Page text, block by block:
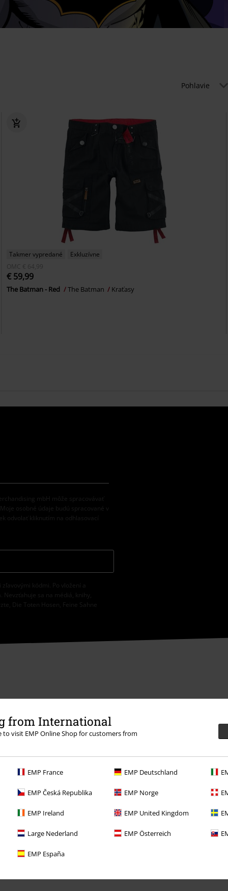
from International
to visit EMP Online Shop for customers from
EMP France EMP Deutschland
EMP Česká Republika EMP Norge
EMP Ireland EMP United Kingdom
Large Nederland EMP Österreich
EMP España
Pohlavie
Takmer vypredané
Exkluzívne
OMC € 64,99
€ 59,99
The Batman - Red The Batman Kraťasy
mbH môže spracovávať
osobné údaje budú spracované v
odvolať kliknutím na odhlasovací
kódmi. Po vložení a
Nevzťahuje sa na médiá, knihy,
Die Toten Hosen, Feine Sahne
sa viac
Ponuky pre vás
Súťaž
Objednať darčekové poukazy